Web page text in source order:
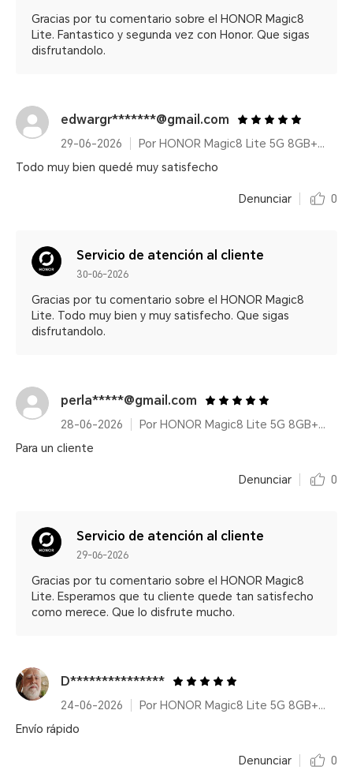
Gracias por tu comentario sobre el HONOR Magic8
Lite. Fantastico y segunda vez con Honor. Que sigas
disfrutandolo.
edwargr*******@gmail.com
29-06-2026
Por HONOR Magic8 Lite 5G 8GB+512GB Midnight Black/ 7500mAh/ IP68/IP69K/ 6000nits/ 2.5m Resistencia a caídas certificada
Todo muy bien quedé muy satisfecho
Denunciar 0
Servicio de atención al cliente
30-06-2026
Gracias por tu comentario sobre el HONOR Magic8
Lite. Todo muy bien y muy satisfecho. Que sigas
disfrutandolo.
perla*****@gmail.com
28-06-2026
Por HONOR Magic8 Lite 5G 8GB+512GB Forest Green/ 7500mAh/ IP68/IP69K/ 6000nits/ 2.5m Resistencia a caídas certificada
Para un cliente
Denunciar 0
Servicio de atención al cliente
29-06-2026
Gracias por tu comentario sobre el HONOR Magic8
Lite. Esperamos que tu cliente quede tan satisfecho
como merece. Que lo disfrute mucho.
D***************
24-06-2026
Por HONOR Magic8 Lite 5G 8GB+256GB Forest Green/ 7500mAh/ IP68/IP69K/ 6000nits/ 2.5m Resistencia a caídas certificada
Envío rápido
Denunciar 0